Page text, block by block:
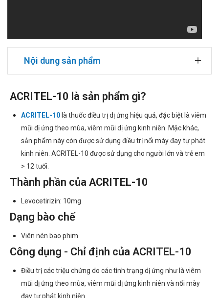
Nội dung sản phẩm
ACRITEL-10 là sản phẩm gì?
ACRITEL-10là thuốc điều trị dị ứng hiệu quả, đặc biệt là viêm
mũi dị ứng theo mùa, viêm mũi dị ứng kinh niên. Mặc khác,
sản phẩm này còn được sử dụng điều trị nổi mày đay tự phát
kinh niên. ACRITEL-10 được sử dụng cho người lớn và trẻ em
> 12 tuổi.
Thành phần của ACRITEL-10
Levocetirizin: 10mg
Dạng bào chế
Viên nén bao phim
Công dụng - Chỉ định của ACRITEL-10
Điều trị các triệu chứng do các tình trạng dị ứng như là viêm
mũi dị ứng theo mùa, viêm mũi dị ứng kinh niên và nổi mày
đay tự phát kinh niên.